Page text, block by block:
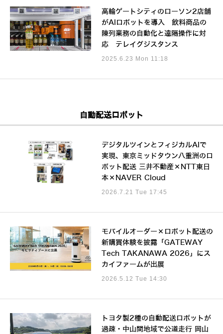
高輪ゲートシティのローソン2店舗
がAIロボットを導入 飲料商品の
陳列業務の自動化と遠隔操作に対
応 テレイグジスタンス
2025.6.23 Mon 11:18
自動配送ロボット
デジタルツインとフィジカルAIで
実現、東京ミッドタウン八重洲のロ
ボット配送 三井不動産×NTT東日
本×NAVER Cloud
2026.7.21 Tue 17:45
モバイルオーダー×ロボット配送の
新購買体験を披露「GATEWAY
Tech TAKANAWA 2026」にス
カイファームが出展
2026.5.12 Tue 14:30
トヨタ製2種の自動配送ロボットが
過疎・中山間地域で公道走行 岡山